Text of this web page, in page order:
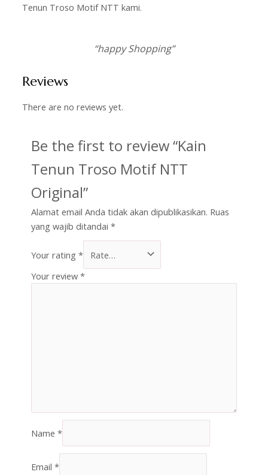
Tenun Troso Motif NTT kami.
“happy Shopping”
Reviews
There are no reviews yet.
Be the first to review “Kain
Tenun Troso Motif NTT
Original”
Alamat email Anda tidak akan dipublikasikan. Ruas
yang wajib ditandai *
Your rating *
Your review *
Name *
Email *